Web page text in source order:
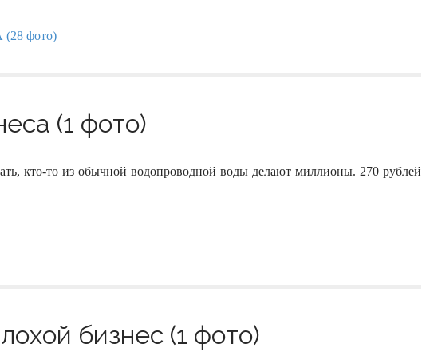
(1 фото)
кто-то из обычной водопроводной воды делают миллионы. 270 рублей
бизнес (1 фото)